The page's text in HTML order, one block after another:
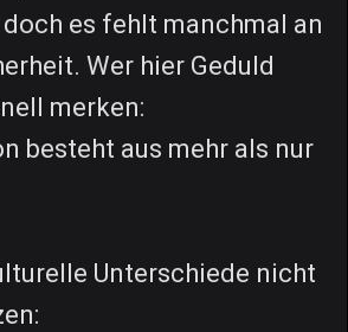
es fehlt manchmal an
Wer hier Geduld
merken:
besteht aus mehr als nur
Unterschiede nicht